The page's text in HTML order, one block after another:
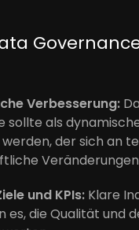
Verbesserung:
sollte als
der sich an
und KPIs: Klare
es, die Qualität und